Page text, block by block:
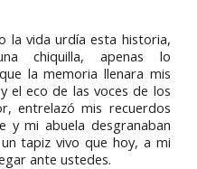
la vida urdía esta historia,
chiquilla, apenas lo
la memoria llenara mis
el eco de las voces de los
entrelazó mis recuerdos
y mi abuela desgranaban
tapiz vivo que hoy, a mi
ante ustedes.